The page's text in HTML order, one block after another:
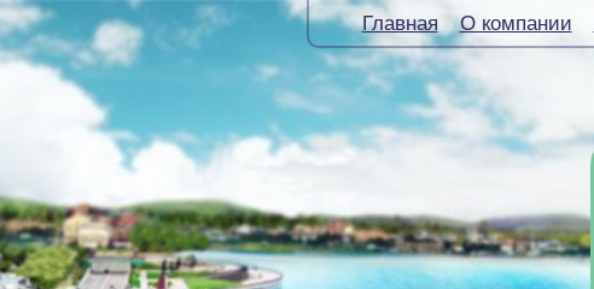
Главная О компании